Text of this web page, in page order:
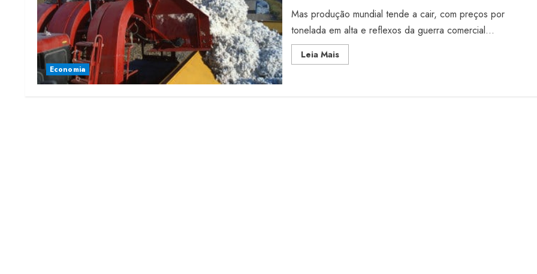
Economia
Mas produção mundial tende a cair, com preços por
tonelada em alta e reflexos da guerra comercial...
Leia MaisRead
more